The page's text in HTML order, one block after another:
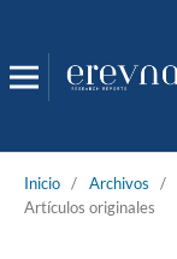
Inicio / Archivos /
Artículos originales